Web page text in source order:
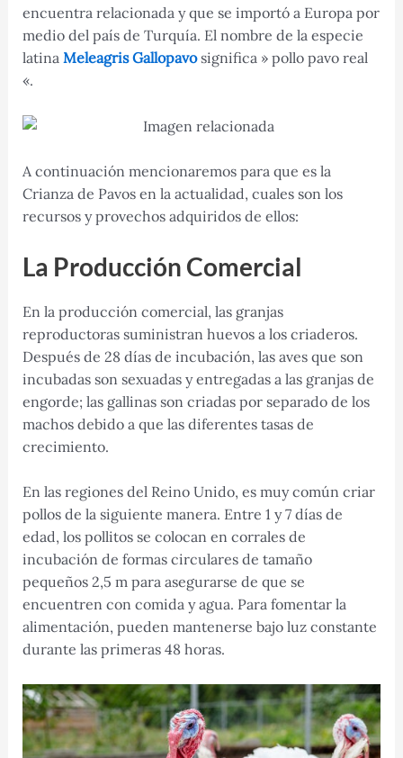
encuentra relacionada y que se importó a Europa por
medio del país de Turquía. El nombre de la especie
latina Meleagris Gallopavosignifica » pollo pavo real
«.
A continuación mencionaremos para que es la
Crianza de Pavos en la actualidad, cuales son los
recursos y provechos adquiridos de ellos:
La Producción Comercial
En la producción comercial, las granjas
reproductoras suministran huevos a los criaderos.
Después de 28 días de incubación, las aves que son
incubadas son sexuadas y entregadas a las granjas de
engorde; las gallinas son criadas por separado de los
machos debido a que las diferentes tasas de
crecimiento.
En las regiones del Reino Unido, es muy común criar
pollos de la siguiente manera. Entre 1 y 7 días de
edad, los pollitos se colocan en corrales de
incubación de formas circulares de tamaño
pequeños 2,5 m para asegurarse de que se
encuentren con comida y agua. Para fomentar la
alimentación, pueden mantenerse bajo luz constante
durante las primeras 48 horas.